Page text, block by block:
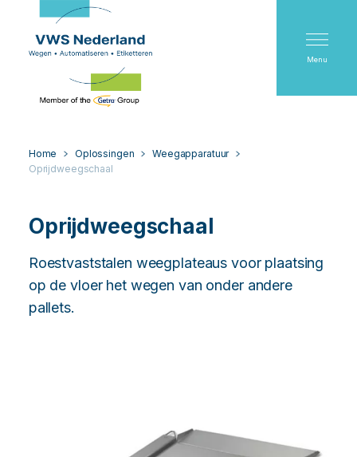
Menu
Home Oplossingen
Weegapparatuur
Oprijdweegschaal
Oprijdweegschaal
Roestvaststalen weegplateaus voor plaatsing
op de vloer het wegen van onder andere
pallets.